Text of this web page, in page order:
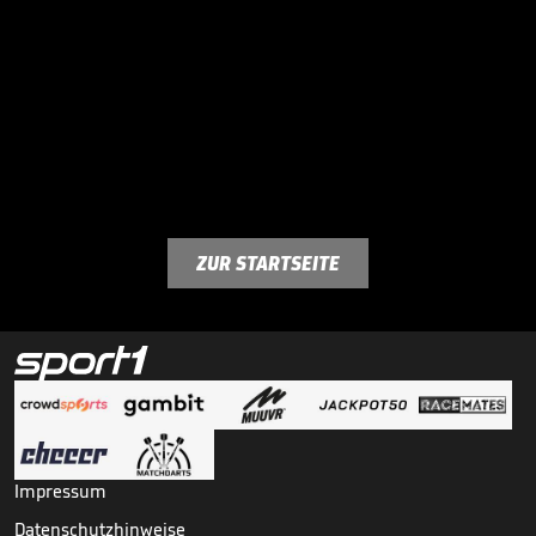
ZUR STARTSEITE
Impressum
Datenschutzhinweise